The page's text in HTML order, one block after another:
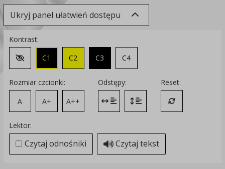
Ukryj panel ułatwień dostępu
Kontrast:
Zmień kontrast na domyślny
C1 C2 C3 C4
Rozmiar czcionki:
A
A+ A++
Odstępy:
Zmień odstęp między literami
Zmień interlinię i margines
Reset:
Przywróć
Lektor:
Czytaj odnośniki Czytaj tekst